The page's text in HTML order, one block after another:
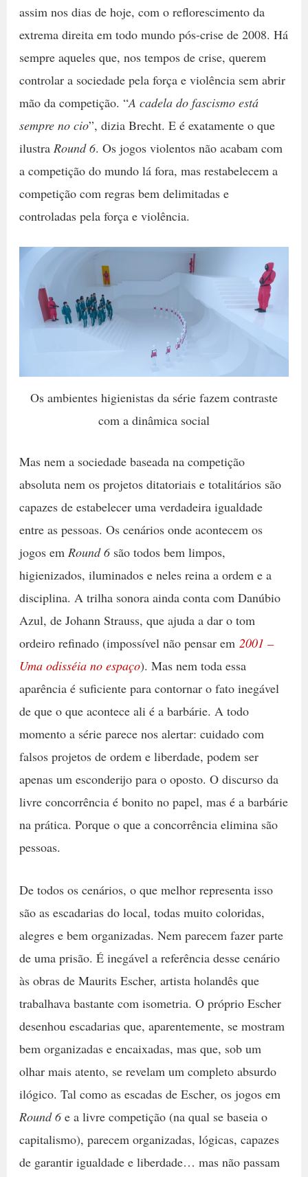
assim nos dias de hoje, com o reflorescimento da
extrema direita em todo mundo pós-crise de 2008. Há
sempre aqueles que, nos tempos de crise, querem
controlar a sociedade pela força e violência sem abrir
mão da competição. “A cadela do fascismo está
sempre no cio”, dizia Brecht. E é exatamente o que
ilustra Round 6. Os jogos violentos não acabam com
a competição do mundo lá fora, mas restabelecem a
competição com regras bem delimitadas e
controladas pela força e violência.
Os ambientes higienistas da série fazem contraste
com a dinâmica social
Mas nem a sociedade baseada na competição
absoluta nem os projetos ditatoriais e totalitários são
capazes de estabelecer uma verdadeira igualdade
entre as pessoas. Os cenários onde acontecem os
jogos em Round 6são todos bem limpos,
higienizados, iluminados e neles reina a ordem e a
disciplina. A trilha sonora ainda conta com Danúbio
Azul, de Johann Strauss, que ajuda a dar o tom
ordeiro refinado (impossível não pensar em 2001 –
Uma odisséia no espaço). Mas nem toda essa
aparência é suficiente para contornar o fato inegável
de que o que acontece ali é a barbárie. A todo
momento a série parece nos alertar: cuidado com
falsos projetos de ordem e liberdade, podem ser
apenas um esconderijo para o oposto. O discurso da
livre concorrência é bonito no papel, mas é a barbárie
na prática. Porque o que a concorrência elimina são
pessoas.
De todos os cenários, o que melhor representa isso
são as escadarias do local, todas muito coloridas,
alegres e bem organizadas. Nem parecem fazer parte
de uma prisão. É inegável a referência desse cenário
às obras de Maurits Escher, artista holandês que
trabalhava bastante com isometria. O próprio Escher
desenhou escadarias que, aparentemente, se mostram
bem organizadas e encaixadas, mas que, sob um
olhar mais atento, se revelam um completo absurdo
ilógico. Tal como as escadas de Escher, os jogos em
Round 6e a livre competição (na qual se baseia o
capitalismo), parecem organizadas, lógicas, capazes
de garantir igualdade e liberdade… mas não passam